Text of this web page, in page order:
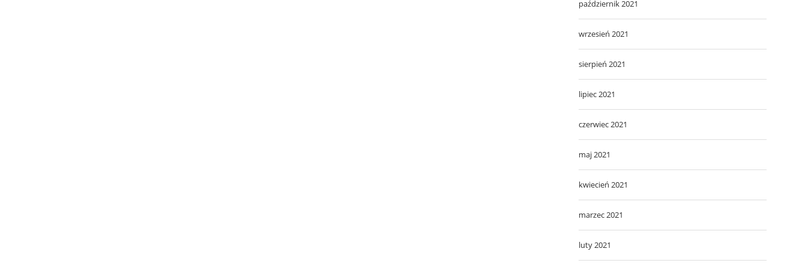
październik 2021
wrzesień 2021
sierpień 2021
lipiec 2021
czerwiec 2021
maj 2021
kwiecień 2021
marzec 2021
luty 2021